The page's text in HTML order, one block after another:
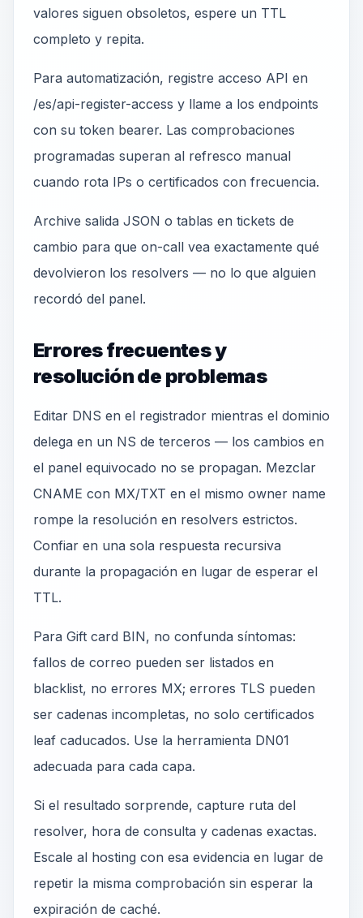
valores siguen obsoletos, espere un TTL
completo y repita.
Para automatización, registre acceso API en
/es/api-register-access y llame a los endpoints
con su token bearer. Las comprobaciones
programadas superan al refresco manual
cuando rota IPs o certificados con frecuencia.
Archive salida JSON o tablas en tickets de
cambio para que on-call vea exactamente qué
devolvieron los resolvers — no lo que alguien
recordó del panel.
Errores frecuentes y
resolución de problemas
Editar DNS en el registrador mientras el dominio
delega en un NS de terceros — los cambios en
el panel equivocado no se propagan. Mezclar
CNAME con MX/TXT en el mismo owner name
rompe la resolución en resolvers estrictos.
Confiar en una sola respuesta recursiva
durante la propagación en lugar de esperar el
TTL.
Para Gift card BIN, no confunda síntomas:
fallos de correo pueden ser listados en
blacklist, no errores MX; errores TLS pueden
ser cadenas incompletas, no solo certificados
leaf caducados. Use la herramienta DN01
adecuada para cada capa.
Si el resultado sorprende, capture ruta del
resolver, hora de consulta y cadenas exactas.
Escale al hosting con esa evidencia en lugar de
repetir la misma comprobación sin esperar la
expiración de caché.